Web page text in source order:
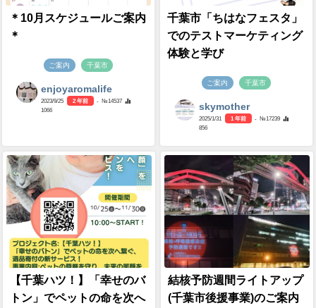
＊10月スケジュールご案内
＊
ご案内 千葉市
enjoyaromalife
2023/9/25 2 年前
- №14537
1066
千葉市「ちはなフェスタ」
でのテストマーケティング
体験と学び
ご案内 千葉市
skymother
2025/1/31 1 年前
- №17239
856
【千葉ハツ！】「幸せのバ
トン」でペットの命を次へ
結核予防週間ライトアップ
(千葉市後援事業)のご案内